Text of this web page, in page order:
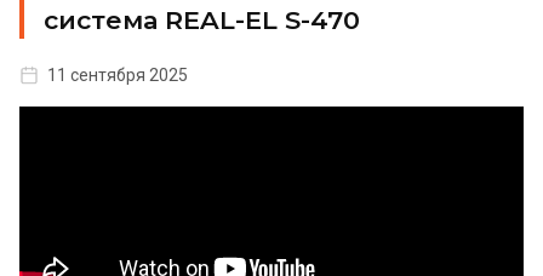
система REAL-EL S-470
11 сентября 2025